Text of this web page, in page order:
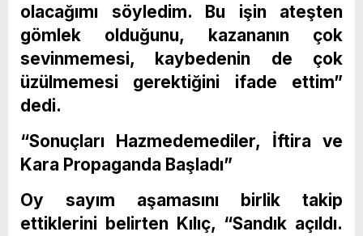
olacağımı söyledim. Bu işin ateşten
gömlek olduğunu, kazananın çok
sevinmemesi, kaybedenin de çok
üzülmemesi gerektiğini ifade ettim”
dedi.
“Sonuçları Hazmedemediler, İftira ve
Kara Propaganda Başladı”
Oy sayım aşamasını birlik takip
ettiklerini belirten Kılıç, “Sandık açıldı.